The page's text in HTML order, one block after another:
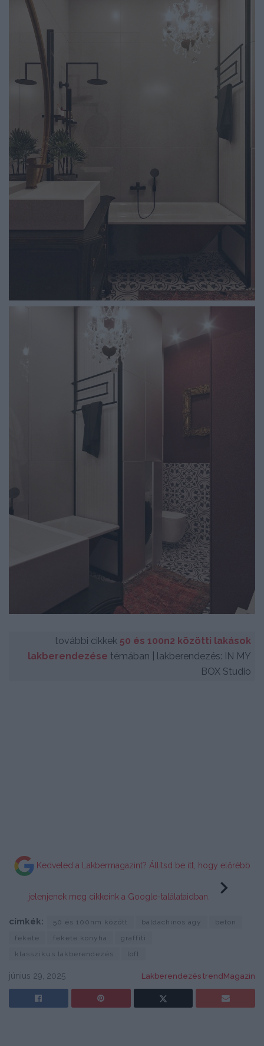
további cikkek 50 és 100n2 közötti lakások
lakberendezése témában | lakberendezés: IN MY
BOX Studio
Kedveled a Lakbermagazint? Állítsd be itt, hogy előrébb
jelenjenek meg cikkeink a Google-találataidban.
címkék: 50 és 100nm között baldachinos ágy
beton
fekete
fekete konyha
graffiti
klasszikus lakberendezés
loft
június 29, 2025 Lakberendezés trendMagazin